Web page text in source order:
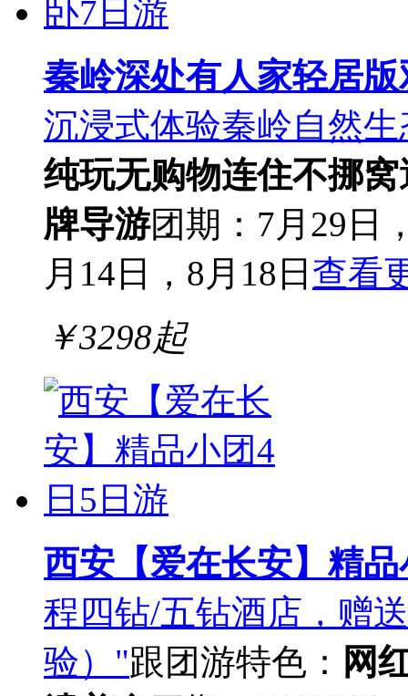
秦岭深处有人家轻居
沉浸式体验秦岭自然
纯玩无购物连住不挪窝
牌导游团期：7月29日
月14日，8月18日 查看
￥3298起
西安【爱在长安】精
程四钻/五钻酒店，赠
验）"跟团游特色： 网